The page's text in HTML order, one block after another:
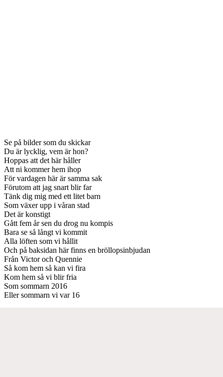
Se på bilder som du skickar
Du är lycklig, vem är hon?
Hoppas att det här håller
Att ni kommer hem ihop
För vardagen här är samma sak
Förutom att jag snart blir far
Tänk dig mig med ett litet barn
Som växer upp i våran stad
Det är konstigt
Gått fem år sen du drog nu kompis
Bara se så långt vi kommit
Alla löften som vi hållit
Och på baksidan här finns en bröllopsinbjudan
Från Victor och Quennie
Så kom hem så kan vi fira
Kom hem så vi blir fria
Som sommarn 2016
Eller sommarn vi var 16